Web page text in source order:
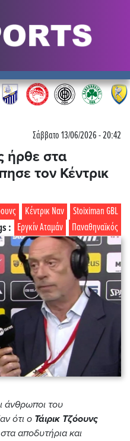
Σάββατο 13/06/2026 - 20:42
ήρθε στα
τον Κέντρικ
Stoiximan GBL
Κέντρικ Ναν
Παναθηναϊκός
Εργκίν Αταμάν
:
άνθρωποι του
ότι ο Τάιρικ Τζόουνς
αποδυτήρια και